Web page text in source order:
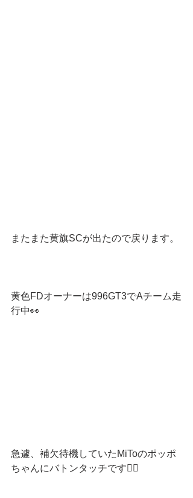
またまた黄旗SCが出たので戻ります。
黄色FDオーナーは996GT3でAチーム走
行中👀
急遽、補欠待機していたMiToのポッポ
ちゃんにバトンタッチです🙋‍♀️